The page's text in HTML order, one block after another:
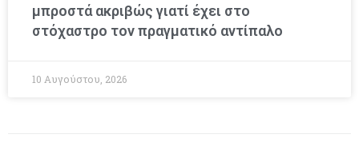
μπροστά ακριβώς γιατί έχει στο
στόχαστρο τον πραγματικό αντίπαλο
10 Αυγούστου, 2026